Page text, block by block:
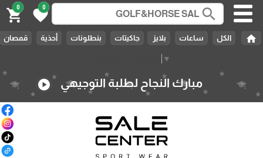
▼
search
0
favorite
0
shopping_cart
home الكل ساعات بلايز جاكيتات بنطلونات أحذية قمصان
مبارك النجاح لطلبة التوجيهي play_circle